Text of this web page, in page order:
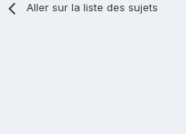
Aller sur la liste des sujets